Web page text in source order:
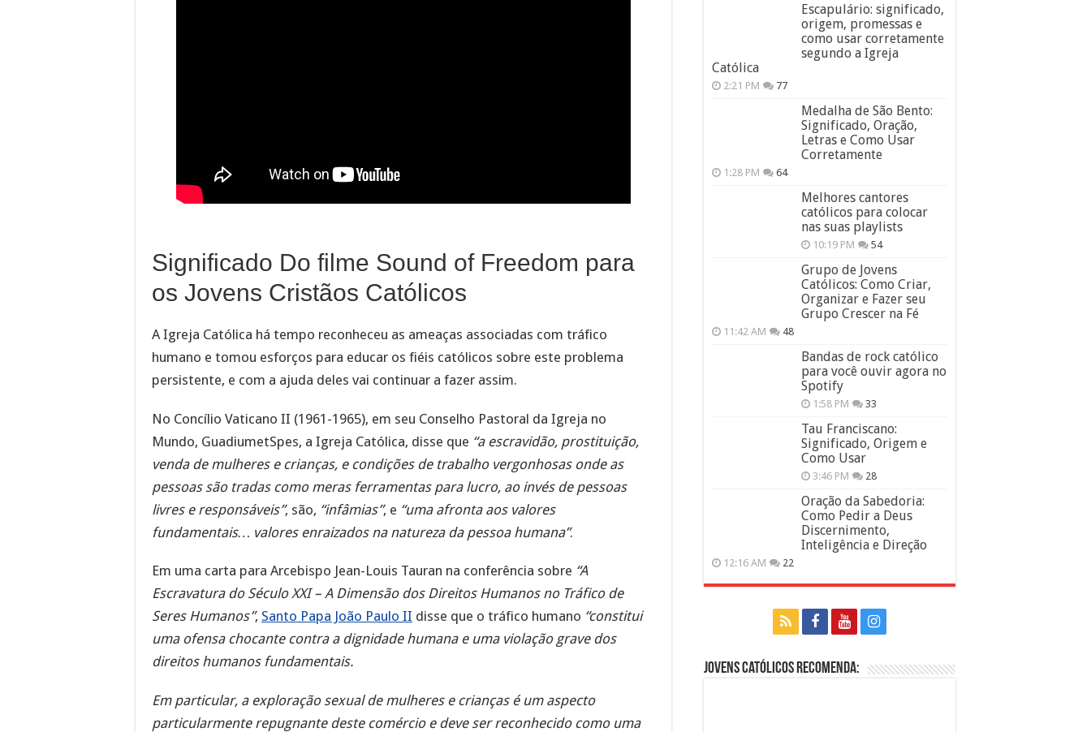
Significado Do filme Sound of Freedom para
os Jovens Cristãos Católicos
A Igreja Católica há tempo reconheceu as ameaças associadas com tráfico
humano e tomou esforços para educar os fiéis católicos sobre este problema
persistente, e com a ajuda deles vai continuar a fazer assim.
No Concílio Vaticano II (1961-1965), em seu Conselho Pastoral da Igreja no
Mundo, GuadiumetSpes, a Igreja Católica, disse que “a escravidão, prostituição,
venda de mulheres e crianças, e condições de trabalho vergonhosas onde as
pessoas são tradas como meras ferramentas para lucro, ao invés de pessoas
livres e responsáveis”, são, “infâmias”, e “uma afronta aos valores
fundamentais… valores enraizados na natureza da pessoa humana”.
Em uma carta para Arcebispo Jean-Louis Tauran na conferência sobre “A
Escravatura do Século XXI – A Dimensão dos Direitos Humanos no Tráfico de
Seres Humanos”, Santo Papa João Paulo II disse que o tráfico humano “constitui
uma ofensa chocante contra a dignidade humana e uma violação grave dos
direitos humanos fundamentais.
Em particular, a exploração sexual de mulheres e crianças é um aspecto
particularmente repugnante deste comércio e deve ser reconhecido como uma
Escapulário: significado,
origem, promessas e
como usar corretamente
segundo a Igreja
Católica
2:21 PM 77
Medalha de São Bento:
Significado, Oração,
Letras e Como Usar
Corretamente
1:28 PM 64
Melhores cantores
católicos para colocar
nas suas playlists
10:19 PM 54
Grupo de Jovens
Católicos: Como Criar,
Organizar e Fazer seu
Grupo Crescer na Fé
11:42 AM 48
Bandas de rock católico
para você ouvir agora no
Spotify
1:58 PM 33
Tau Franciscano:
Significado, Origem e
Como Usar
3:46 PM 28
Oração da Sabedoria:
Como Pedir a Deus
Discernimento,
Inteligência e Direção
12:16 AM 22
Jovens Católicos Recomenda: